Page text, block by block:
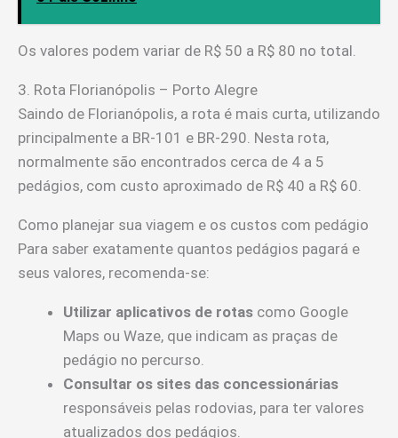
Os valores podem variar de R$ 50 a R$ 80 no total.
3. Rota Florianópolis – Porto Alegre
Saindo de Florianópolis, a rota é mais curta, utilizando
principalmente a BR-101 e BR-290. Nesta rota,
normalmente são encontrados cerca de 4 a 5
pedágios, com custo aproximado de R$ 40 a R$ 60.
Como planejar sua viagem e os custos com pedágio
Para saber exatamente quantos pedágios pagará e
seus valores, recomenda-se:
Utilizar aplicativos de rotas como Google
Maps ou Waze, que indicam as praças de
pedágio no percurso.
Consultar os sites das concessionárias
responsáveis pelas rodovias, para ter valores
atualizados dos pedágios.